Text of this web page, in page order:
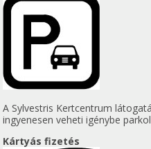
A Sylvestris Kertcentrum
ingyenesen veheti igénybe
Kártyás fizetés